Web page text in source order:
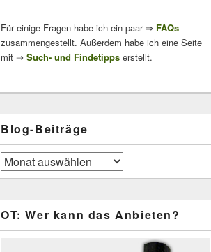
Für einige Fragen habe ich ein paar ⇒ FAQs
zusammengestellt. Außerdem habe ich eine Seite
mit ⇒ Such- und Findetipps erstellt.
Blog-Beiträge
Blog-
Beiträge
OT: Wer kann das Anbieten?